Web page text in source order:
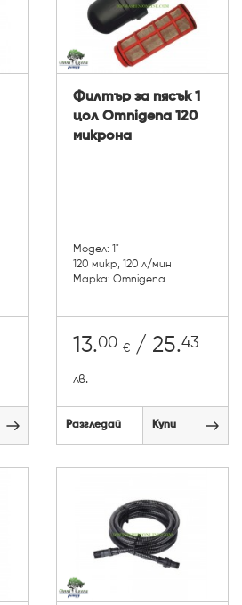
Филтър за пясък 1
цол Omnigena 120
микрона
Модел: 1"
120 микр, 120 л/мин
Марка: Omnigena
13.00 € / 25.43
лв.
Разгледай Купи